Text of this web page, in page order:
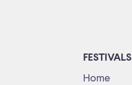
FESTIVALS
Home